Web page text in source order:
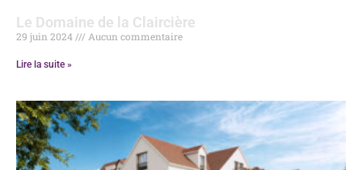
Le Domaine de la Claircière
29 juin 2024 Aucun commentaire
Lire la suite »